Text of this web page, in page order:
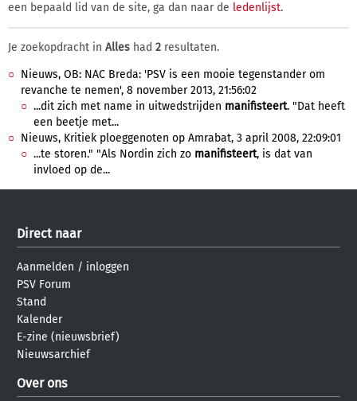
een bepaald lid van de site, ga dan naar de ledenlijst.
Je zoekopdracht in Alles had 2 resultaten.
Nieuws, OB: NAC Breda: 'PSV is een mooie tegenstander om
revanche te nemen', 8 november 2013, 21:56:02
...dit zich met name in uitwedstrijden manifisteert. "Dat heeft
een beetje met...
Nieuws, Kritiek ploeggenoten op Amrabat, 3 april 2008, 22:09:01
...te storen." "Als Nordin zich zo manifisteert, is dat van
invloed op de...
Direct naar
Aanmelden / inloggen
PSV Forum
Stand
Kalender
E-zine (nieuwsbrief)
Nieuwsarchief
Over ons